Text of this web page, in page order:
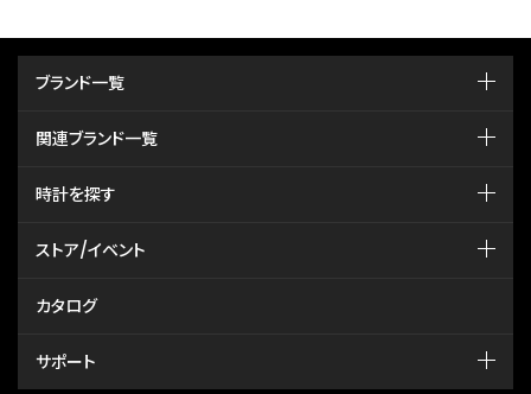
ブランド一覧
関連ブランド一覧
時計を探す
ストア/イベント
カタログ
サポート